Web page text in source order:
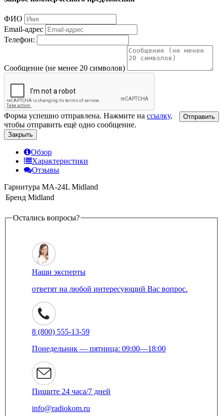
ФИО
Email-адрес
Телефон:
Сообщение (не менее 20 символов)
Отправить
Форма успешно отправлена. Нажмите на ссылку,
чтобы отправить ещё одно сообщение.
Закрыть
Обзор
Характеристики
Отзывы
Гарнитура МА-24L Midland
Бренд Midland
Остались вопросы?
Наши эксперты
ответят на любой интересующий Вас вопрос.
8 (800) 555-13-59
Понедельник — пятница: 09:00—18:00
Пишите 24 часа/7 дней
info@radiokom.ru